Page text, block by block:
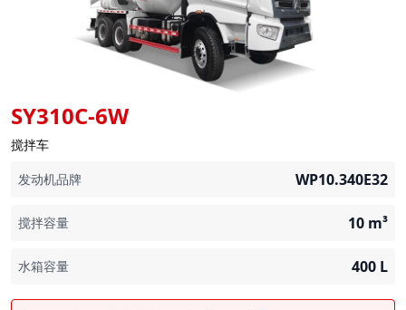
SY310C-6W
搅拌车
发动机品牌
WP10.340E32
搅拌容量 10 m³
水箱容量 400 L